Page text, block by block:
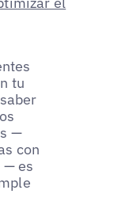
tu
—
con
— es